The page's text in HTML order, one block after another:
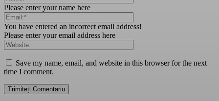
Please enter your name here
You have entered an incorrect email address!
Please enter your email address here
Save my name, email, and website in this browser for the next
time I comment.